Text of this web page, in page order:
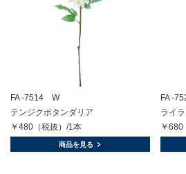
FA -7514 W
テンジクボタンダリア
￥480（税抜）/1本
商品を見る
FA -
ライ
￥680